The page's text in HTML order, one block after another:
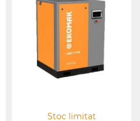
Stoc limitat